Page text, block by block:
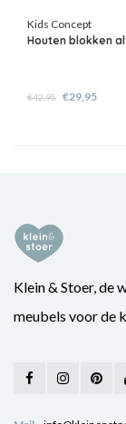
Kids Concept
Houten blokken
€42,95 €29,95
Klein & Stoer, de
meubels voor de